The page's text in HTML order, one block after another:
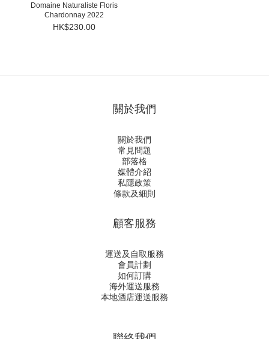
Domaine Naturaliste Floris
Chardonnay 2022
HK$230.00
關於我們
關於我們
常見問題
部落格
媒體介紹
私隱政策
條款及細則
顧客服務
運送及自取服務
會員計劃
如何訂購
海外運送服務
本地酒店運送服務